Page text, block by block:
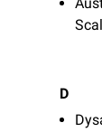
D